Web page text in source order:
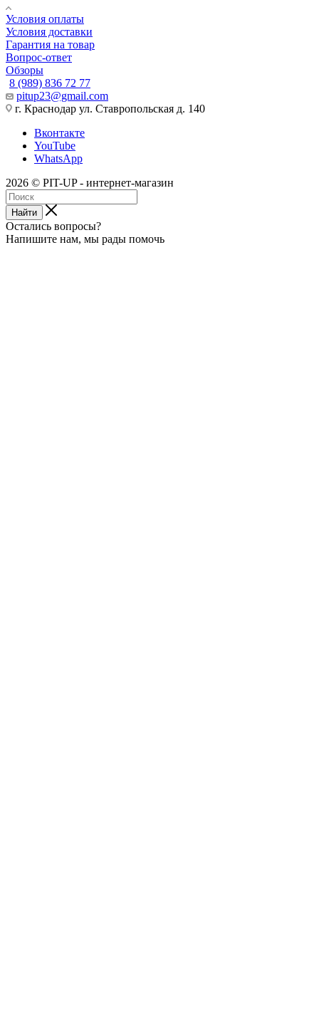
Условия оплаты
Условия доставки
Гарантия на товар
Вопрос-ответ
Обзоры
8 (989) 836 72 77
pitup23@gmail.com
г. Краснодар ул. Ставропольская д. 140
Вконтакте
YouTube
WhatsApp
2026 © PIT-UP - интернет-магазин
Найти
Остались вопросы?
Напишите нам, мы рады помочь